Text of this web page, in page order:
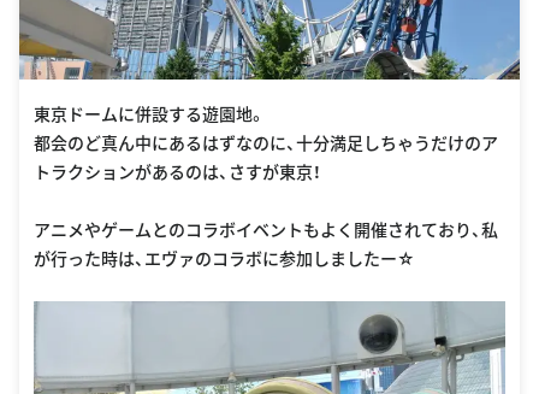
東京ドームに併設する遊園地。
都会のど真ん中にあるはずなのに、十分満足しちゃうだけのア
トラクションがあるのは、さすが東京！
アニメやゲームとのコラボイベントもよく開催されており、私
が行った時は、エヴァのコラボに参加しましたー☆